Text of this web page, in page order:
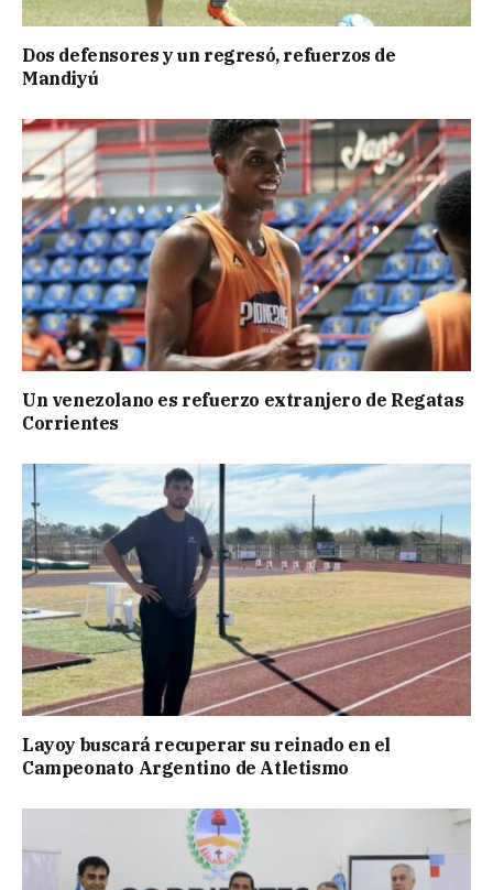
Dos defensores y un regresó, refuerzos de
Mandiyú
Un venezolano es refuerzo extranjero de Regatas
Corrientes
Layoy buscará recuperar su reinado en el
Campeonato Argentino de Atletismo